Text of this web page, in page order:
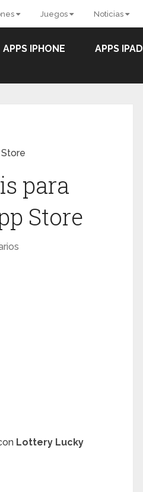
Juegos Noticias
APPS IPHONE APPS IPAD
para
Store
Lottery Lucky